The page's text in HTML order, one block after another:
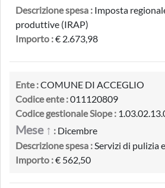
Descrizione spesa : Imposta
produttive (IRAP)
Importo :€ 2.673,98
Ente :COMUNE DI ACCEGLIO
Codice ente :011120809
Codice gestionale Siope :
Mese ↑ : Dicembre
Descrizione spesa :Servizi di pulizia
Importo :€ 562,50